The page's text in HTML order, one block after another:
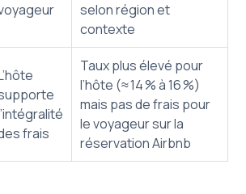
selon région et
contexte
frais
Taux plus élevé pour
l’hôte (≈ 14 % à 16 %)
mais pas de frais pour
le voyageur sur la
réservation Airbnb